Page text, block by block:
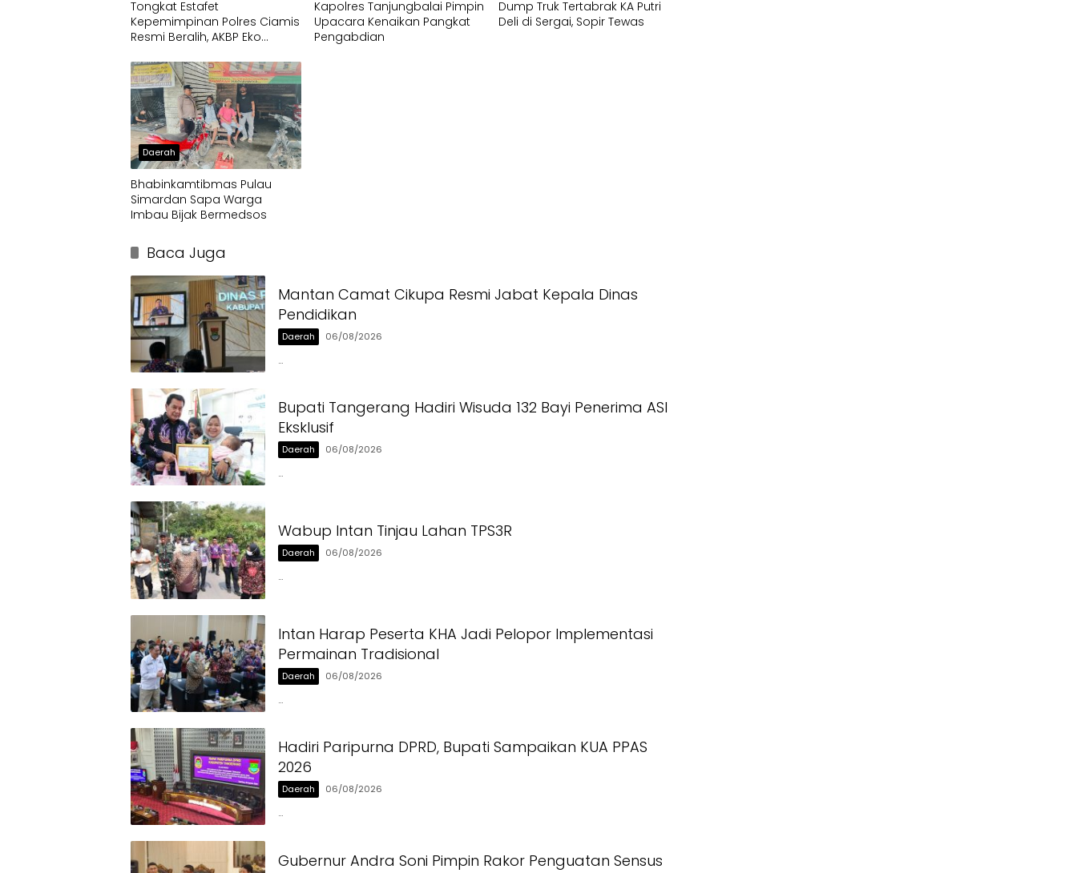
Tongkat Estafet
Kepemimpinan Polres Ciamis
Resmi Beralih, AKBP Eko
Pengabdian Presisi untuk
Masyarakat
Kapolres Tanjungbalai Pimpin
Upacara Kenaikan Pangkat
Pengabdian
Dump Truk Tertabrak KA Putri
Deli di Sergai, Sopir Tewas
Daerah
Bhabinkamtibmas Pulau
Simardan Sapa Warga
Imbau Bijak Bermedsos
Baca Juga
Mantan Camat Cikupa Resmi Jabat Kepala Dinas
Pendidikan
Daerah 06/08/2026
…
Bupati Tangerang Hadiri Wisuda 132 Bayi Penerima ASI
Eksklusif
Daerah 06/08/2026
…
Wabup Intan Tinjau Lahan TPS3R
Daerah 06/08/2026
…
Intan Harap Peserta KHA Jadi Pelopor Implementasi
Permainan Tradisional
Daerah 06/08/2026
…
Hadiri Paripurna DPRD, Bupati Sampaikan KUA PPAS
2026
Daerah 06/08/2026
…
Gubernur Andra Soni Pimpin Rakor Penguatan Sensus